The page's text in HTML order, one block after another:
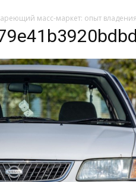
масс-маркет: опыт владения